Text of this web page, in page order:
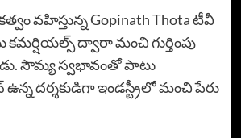
వహిస్తున్న Gopinath Thota టీవీ
ద్వారా మంచి గుర్తింపు
సౌమ్య స్వభావంతో పాటు
దర్శకుడిగా ఇండస్ట్రీలో మంచి పేరు